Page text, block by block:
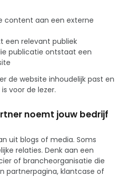
content aan een externe
een relevant publiek
publicatie ontstaat een
de website inhoudelijk past en
voor de lezer.
noemt jouw bedrijf
uit blogs of media. Soms
relaties. Denk aan een
of brancheorganisatie die
partnerpagina, klantcase of